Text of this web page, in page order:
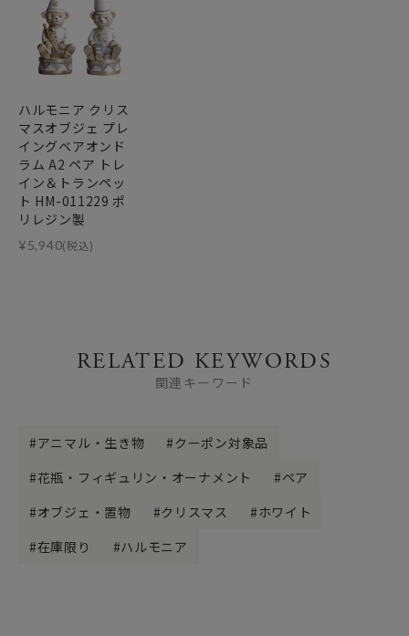
ハルモニア クリス
マスオブジェ プレ
イングベアオンド
ラム A2 ペア トレ
イン＆トランペッ
ト HM-011229 ポ
リレジン製
¥5,940(税込)
RELATED KEYWORDS
関連キーワード
アニマル・生き物
クーポン対象品
花瓶・フィギュリン・オーナメント
ペア
オブジェ・置物
クリスマス
ホワイト
在庫限り
ハルモニア